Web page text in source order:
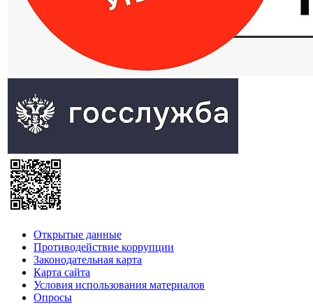
Открытые данные
Противодействие коррупции
Законодательная карта
Карта сайта
Условия использования материалов
Опросы